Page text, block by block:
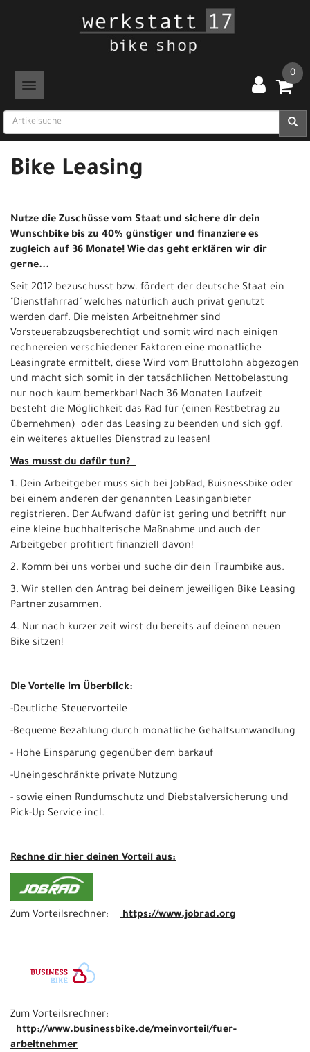
TOGGLE NAVIGATION
0
Bike Leasing
Nutze die Zuschüsse vom Staat und sichere dir dein
Wunschbike bis zu 40% günstiger und finanziere es
zugleich auf 36 Monate! Wie das geht erklären wir dir
gerne...
Seit 2012 bezuschusst bzw. fördert der deutsche Staat ein
"Dienstfahrrad" welches natürlich auch privat genutzt
werden darf. Die meisten Arbeitnehmer sind
Vorsteuerabzugsberechtigt und somit wird nach einigen
rechnereien verschiedener Faktoren eine monatliche
Leasingrate ermittelt, diese Wird vom Bruttolohn abgezogen
und macht sich somit in der tatsächlichen Nettobelastung
nur noch kaum bemerkbar! Nach 36 Monaten Laufzeit
besteht die Möglichkeit das Rad für (einen Restbetrag zu
übernehmen) oder das Leasing zu beenden und sich ggf.
ein weiteres aktuelles Dienstrad zu leasen!
Was musst du dafür tun?
1. Dein Arbeitgeber muss sich bei JobRad, Buisnessbike oder
bei einem anderen der genannten Leasinganbieter
registrieren. Der Aufwand dafür ist gering und betrifft nur
eine kleine buchhalterische Maßnahme und auch der
Arbeitgeber profitiert finanziell davon!
2. Komm bei uns vorbei und suche dir dein Traumbike aus.
3. Wir stellen den Antrag bei deinem jeweiligen Bike Leasing
Partner zusammen.
4. Nur nach kurzer zeit wirst du bereits auf deinem neuen
Bike sitzen!
Die Vorteile im Überblick:
-Deutliche Steuervorteile
-Bequeme Bezahlung durch monatliche Gehaltsumwandlung
- Hohe Einsparung gegenüber dem barkauf
-Uneingeschränkte private Nutzung
- sowie einen Rundumschutz und Diebstalversicherung und
Pick-Up Service incl.
Rechne dir hier deinen Vorteil aus:
Zum Vorteilsrechner: https://www.jobrad.org
Zum Vorteilsrechner:
http://www.businessbike.de/meinvorteil/fuer-
arbeitnehmer